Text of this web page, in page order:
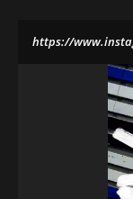
https://